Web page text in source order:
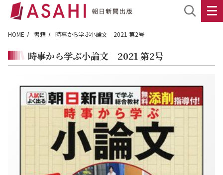
HOME 書籍 時事から学ぶ小論文 2021 第2号
時事から学ぶ小論文 2021 第2号